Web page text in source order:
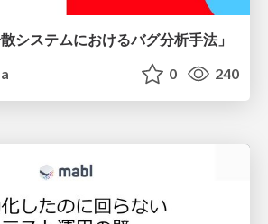
システムにおけるバグ分析手法」
0 240